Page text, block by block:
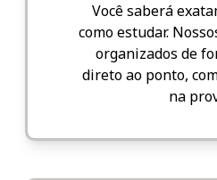
Você saberá
como estudar.
organizados de
direto ao ponto,
na